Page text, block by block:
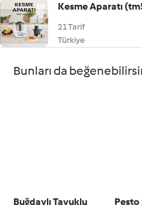
Kesme Aparatı
21 Tarif
Türkiye
Bunları da
Buğdaylı Tavuklu
Pesto